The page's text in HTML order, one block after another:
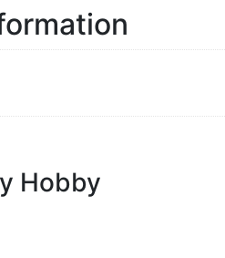
Hobby